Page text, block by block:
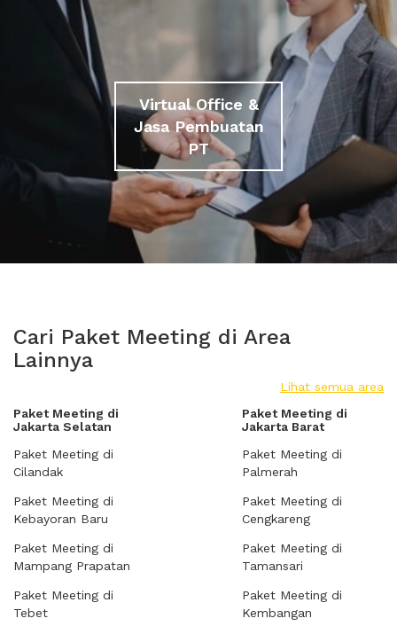
Virtual Office &
Jasa Pembuatan
PT
Cari Paket Meeting di Area
Lainnya
Lihat semua area
Paket Meeting di
Jakarta Selatan
Paket Meeting di
Cilandak
Paket Meeting di
Kebayoran Baru
Paket Meeting di
Mampang Prapatan
Paket Meeting di
Tebet
Paket Meeting di
Jakarta Barat
Paket Meeting di
Palmerah
Paket Meeting di
Cengkareng
Paket Meeting di
Tamansari
Paket Meeting di
Kembangan